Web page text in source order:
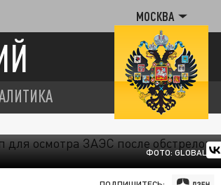
МОСКВА
ФОТО: